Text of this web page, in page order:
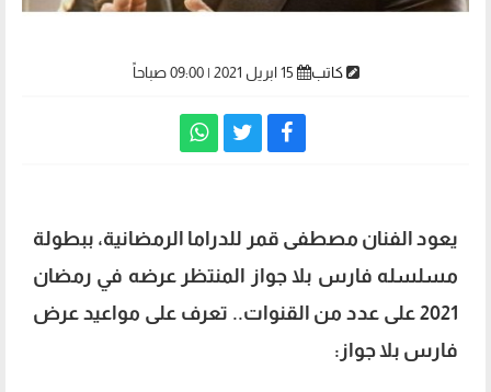
كاتب
يعود الفنان مصطفى قمر للدراما الرمضانية، ببطولة
مسلسله فارس بلا جواز المنتظر عرضه في رمضان
2021 على عدد من القنوات.. تعرف على مواعيد عرض
فارس بلا جواز: